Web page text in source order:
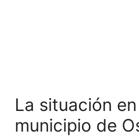
La situación
municipio de